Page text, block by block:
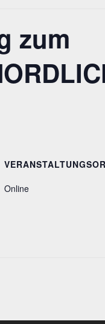
zum
Online